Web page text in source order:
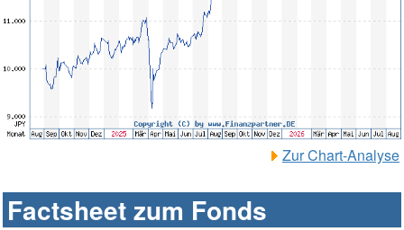
Zur Chart-Analyse
Factsheet zum Fonds